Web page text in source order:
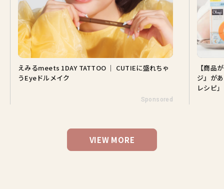
えみるmeets 1DAY TATTOO ｜ CUTIEに盛れちゃ
うEyeドルメイク
Sponsored
【商品
ジ』が
レシピ」
VIEW MORE